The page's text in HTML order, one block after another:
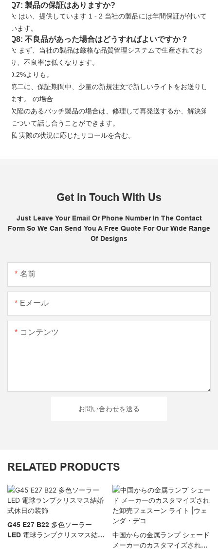
Q7: 製品の保証はありますか?
A: はい、提供しています 1 - 2 当社の製品には年間保証が付いて
います。
Q8: 不良品があった場合はどうすればよいですか？
A: まず、当社の製品は厳格な品質管理システムで生産されてお
り、不良率は低くなります。
0.2%よりも。
第二に、保証期間中、少量の新規注文で新しいライトをお送りし
ます。 の場合
欠陥のあるバッチ製品の場合は、修理して再発送するか、解決策
について話し合うことができます。
私 実際の状況に応じたリコールを含む。
Get In Touch With Us
Just Leave Your Email Or Phone Number In The Contact
Form So We Can Send You A Free Quote For Our Wide Range
Of Designs
名前
Eメール
コンテンツ
お問い合わせを送る
RELATED PRODUCTS
G45 E27 B22 多色ソーラー
LED 電球ランプクリスマス結婚
中国からの金属ランプ シェード
メーカーのカスタマイズされた